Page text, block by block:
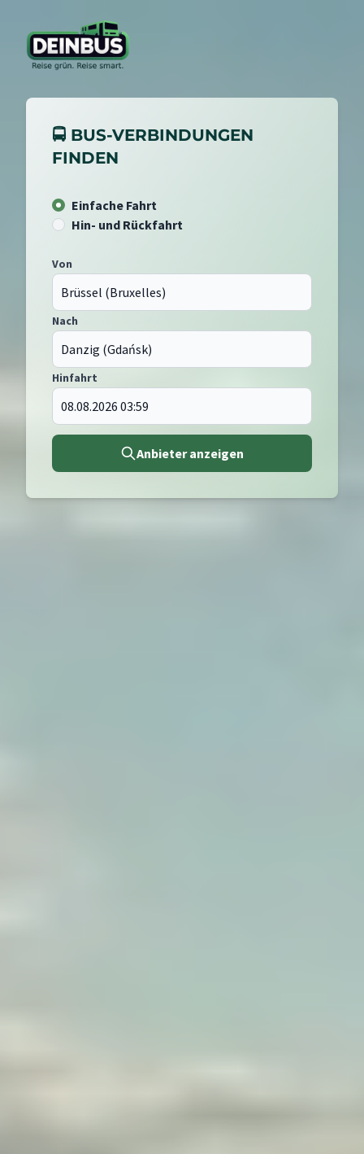
🚍 BUS-VERBINDUNGEN
FINDEN
Einfache Fahrt
Hin- und Rückfahrt
Von
Nach
Hinfahrt
Anbieter anzeigen